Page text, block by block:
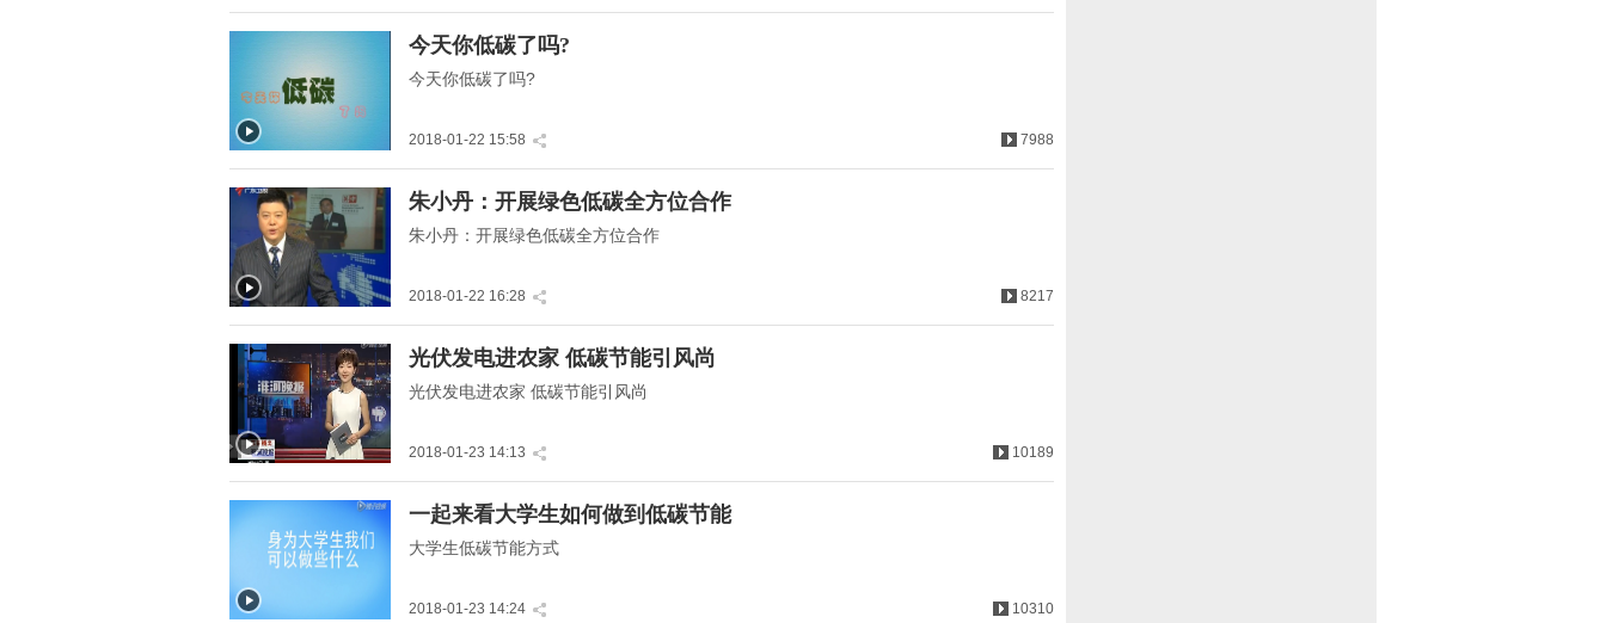
今天你低碳了吗?
今天你低碳了吗?
2018-01-22 15:58 7988
" title="朱小丹：开展绿色
低碳全方位合作">
朱小丹：开展绿色低碳全方位合作
朱小丹：开展绿色低碳全方位合作
2018-01-22 16:28 8217
" title="光伏发电进农家
低碳节能引风尚">
光伏发电进农家 低碳节能引风尚
光伏发电进农家 低碳节能引风尚
2018-01-23 14:13 10189
" title="一起来看大学生如
何做到低碳节能">
一起来看大学生如何做到低碳节能
大学生低碳节能方式
2018-01-23 14:24 10310